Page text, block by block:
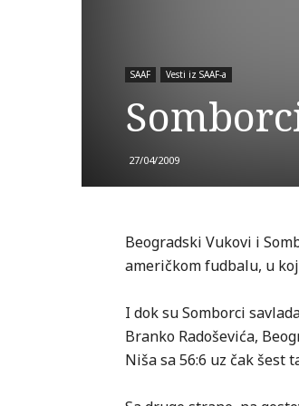
SAAF Vesti iz SAAF-a
27/04/2009
Beogradski Vukovi i
američkom fudbalu, u
I dok su Somborci
Branko Radoševića,
Niša sa 56:6 uz čak šest